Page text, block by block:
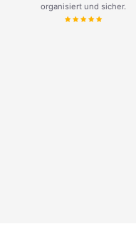
organisiert und sicher.